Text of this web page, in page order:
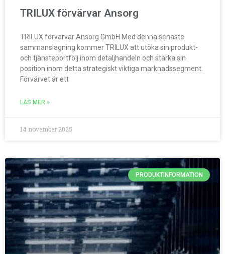
TRILUX förvärvar Ansorg
TRILUX förvärvar Ansorg GmbH Med denna senaste
sammanslagning kommer TRILUX att utöka sin produkt-
och tjänsteportfölj inom detaljhandeln och stärka sin
position inom detta strategiskt viktiga marknadssegment.
Förvärvet är ett
LÄS MER »
14 november 2025
PRODUKTINFORMATION